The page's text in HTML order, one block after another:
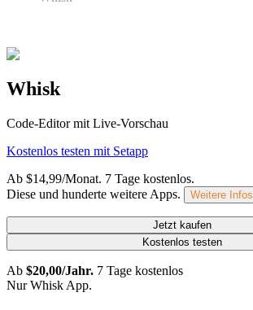
Whisk
Code-Editor mit Live-Vorschau
Kostenlos testen mit Setapp
Ab $14,99/Monat. 7 Tage kostenlos.
Diese und hunderte weitere Apps.
Weitere Infos.
Jetzt kaufen
Kostenlos testen
Ab $20,00/Jahr. 7 Tage kostenlos
Nur Whisk App.